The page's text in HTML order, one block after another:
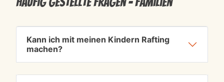
Kann ich mit meinen Kindern Rafting
machen?